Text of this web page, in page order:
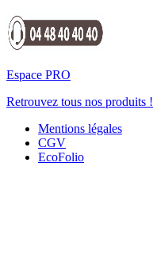
Espace PRO
Retrouvez tous nos produits !
Mentions légales
CGV
EcoFolio